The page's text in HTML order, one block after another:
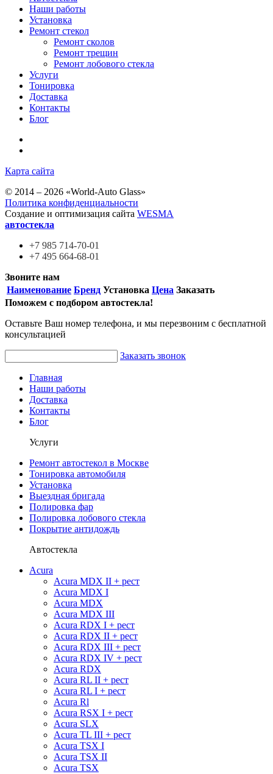
Наши работы
Установка
Ремонт стекол
Ремонт сколов
Ремонт трещин
Ремонт лобового стекла
Услуги
Тонировка
Доставка
Контакты
Блог
Карта сайта
© 2014 – 2026 «World-Auto Glass»
Политика конфиденциальности
Создание и оптимизация сайта WESMA
автостекла
+7 985 714-70-01
+7 495 664-68-01
Звоните нам
Наименование Бренд Установка Цена Заказать
Поможем с подбором автостекла!
Оставьте Ваш номер телефона, и мы перезвоним с бесплатной
консультацией
Заказать звонок
Главная
Наши работы
Доставка
Контакты
Блог
Услуги
Ремонт автостекол в Москве
Тонировка автомобиля
Установка
Выездная бригада
Полировка фар
Полировка лобового стекла
Покрытие антидождь
Автостекла
Acura
Acura MDX II + рест
Acura MDX I
Acura MDX
Acura MDX III
Acura RDX I + рест
Acura RDX II + рест
Acura RDX III + рест
Acura RDX IV + рест
Acura RDX
Acura RL II + рест
Acura RL I + рест
Acura Rl
Acura RSX I + рест
Acura SLX
Acura TL III + рест
Acura TSX I
Acura TSX II
Acura TSX